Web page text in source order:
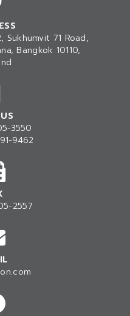
Sukhumvit 71 Road,
Bangkok 10110,
3550
9462
2557